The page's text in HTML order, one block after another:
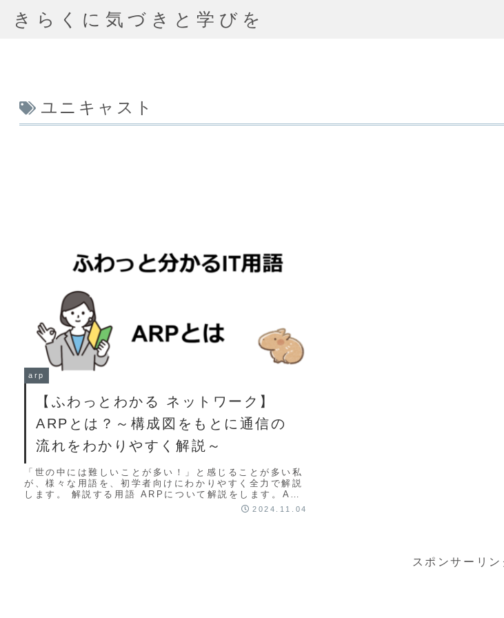
きらくに気づきと学びを
ユニキャスト
arp
【ふわっとわかる ネットワーク】
ARPとは？～構成図をもとに通信の
流れをわかりやすく解説～
「世の中には難しいことが多い！」と感じることが多い私
が、様々な用語を、初学者向けにわかりやすく全力で解説
します。 解説する用語 ARPについて解説をします。ARP
2024.11.04
スポンサーリン